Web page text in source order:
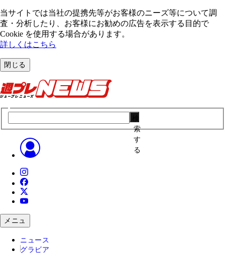
当サイトでは当社の提携先等がお客様のニーズ等について調
査・分析したり、お客様にお勧めの広告を表⽰する⽬的で
Cookie を使⽤する場合があります。
詳しくはこちら
閉じる
索
す
る
メニュ
ニュース
グラビア